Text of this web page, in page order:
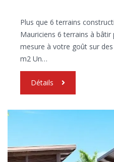
Plus que 6 terrains
Mauriciens 6 terrains à
mesure à votre goût sur
m2 Un…
Détails